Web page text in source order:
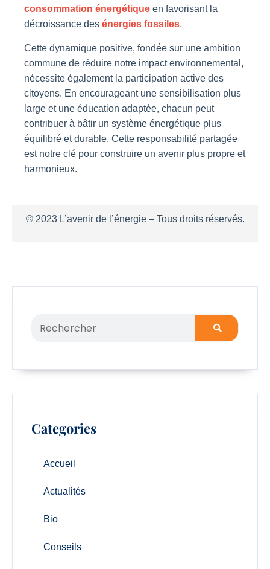
consommation énergétique en favorisant la
décroissance des énergies fossiles.
Cette dynamique positive, fondée sur une ambition
commune de réduire notre impact environnemental,
nécessite également la participation active des
citoyens. En encourageant une sensibilisation plus
large et une éducation adaptée, chacun peut
contribuer à bâtir un système énergétique plus
équilibré et durable. Cette responsabilité partagée
est notre clé pour construire un avenir plus propre et
harmonieux.
© 2023 L’avenir de l’énergie – Tous droits réservés.
Categories
Accueil
Actualités
Bio
Conseils